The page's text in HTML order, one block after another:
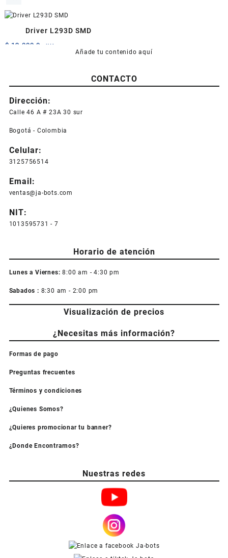
Driver L293D SMD
$ 12.000,0 +IVA
Añade tu contenido aquí
CONTACTO
Dirección:
Calle 46 A # 23A 30 sur
Bogotá - Colombia
Celular:
3125756514
Email:
ventas@ja-bots.com
NIT:
1013595731 - 7
Horario de atención
Lunes a Viernes: 8:00 am - 4:30 pm
Sabados : 8:30 am - 2:00 pm
Visualización de precios
¿Necesitas más información?
Formas de pago
Preguntas frecuentes
Términos y condiciones
¿Quienes Somos?
¿Quieres promocionar tu banner?
¿Donde Encontrarnos?
Nuestras redes